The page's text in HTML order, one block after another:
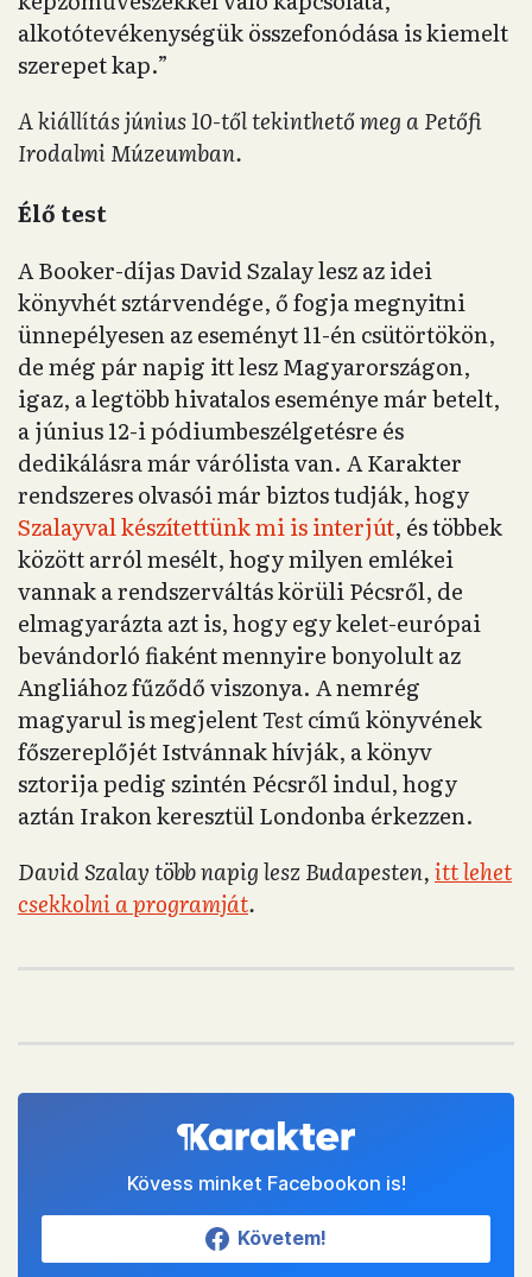
alkotótevékenységük összefonódása is kiemelt
szerepet kap.”
A kiállítás június 10-től tekinthető meg a Petőfi
Irodalmi Múzeumban.
Élő test
A Booker-díjas David Szalay lesz az idei
könyvhét sztárvendége, ő fogja megnyitni
ünnepélyesen az eseményt 11-én csütörtökön,
de még pár napig itt lesz Magyarországon,
igaz, a legtöbb hivatalos eseménye már betelt,
a június 12-i pódiumbeszélgetésre és
dedikálásra már várólista van. A Karakter
rendszeres olvasói már biztos tudják, hogy
Szalayval készítettünk mi is interjút, és többek
között arról mesélt, hogy milyen emlékei
vannak a rendszerváltás körüli Pécsről, de
elmagyarázta azt is, hogy egy kelet-európai
bevándorló fiaként mennyire bonyolult az
Angliához fűződő viszonya. A nemrég
magyarul is megjelentTestcímű könyvének
főszereplőjét Istvánnak hívják, a könyv
sztorija pedig szintén Pécsről indul, hogy
aztán Irakon keresztül Londonba érkezzen.
David Szalay több napig lesz Budapesten,itt lehet
csekkolni a programját.
Kövess minket Facebookon is!
Követem!